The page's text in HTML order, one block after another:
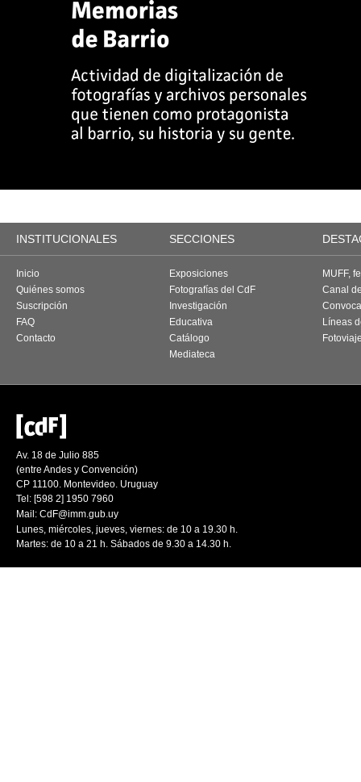
INSTITUCIONALES SECCIONES
Inicio
Quiénes somos
Suscripción
FAQ
Contacto
Exposiciones
Fotografías del CdF
Investigación
Educativa
Catálogo
Mediateca
MUFF,
Canal
Líneas
Av. 18 de Julio 885
(entre Andes y Convención)
CP 11100. Montevideo. Uruguay
Tel: [598 2] 1950 7960
Mail: CdF@imm.gub.uy
Lunes, miércoles, jueves, viernes: de 10 a 19.30 h.
Martes: de 10 a 21 h. Sábados de 9.30 a 14.30 h.